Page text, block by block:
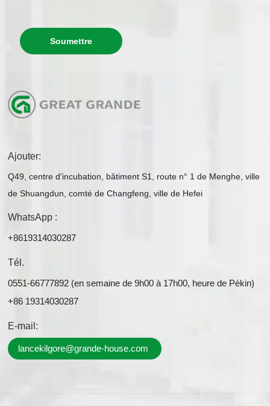
Soumettre
Ajouter:
Q49, centre d'incubation, bâtiment S1, route n° 1 de Menghe, ville
de Shuangdun, comté de Changfeng, ville de Hefei
WhatsApp :
+8619314030287
Tél.
0551-66777892 (en semaine de 9h00 à 17h00, heure de Pékin)
+86 19314030287
E-mail:
lancekilgore@grande-house.com